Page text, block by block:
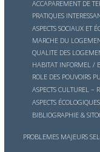
ACCAPAREMENT DE
PRATIQUES
ASPECTS SOCIAUX ET
MARCHE DU
QUALITE DES
HABITAT INFORMEL /
ROLE DES POUVOIRS
ASPECTS CULTUREL –
ASPECTS ÉCOLOGIQUES
BIBLIOGRAPHIE &
PROBLEMES MAJEURS